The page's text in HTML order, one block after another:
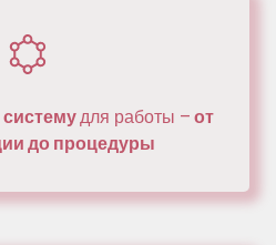
для работы –от
до процедуры